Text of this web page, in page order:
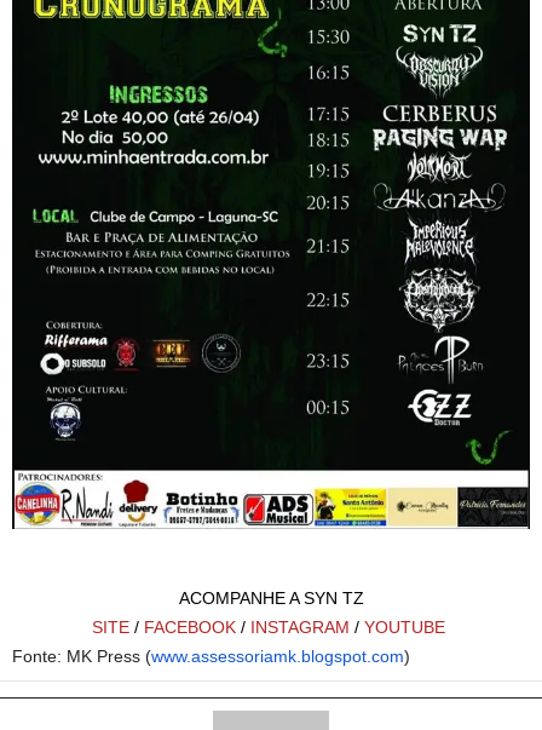
ACOMPANHE A SYN TZ
SITE / FACEBOOK / INSTAGRAM / YOUTUBE
Fonte: MK Press (www.assessoriamk.blogspot.com)